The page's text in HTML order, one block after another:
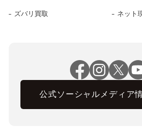
ズバリ買取 ネット
公式ソーシャルメディア